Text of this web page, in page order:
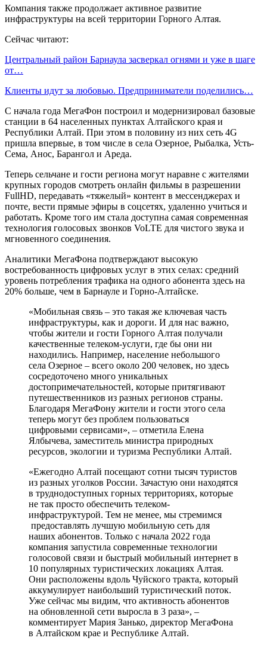
Компания также продолжает активное развитие
инфраструктуры на всей территории Горного Алтая.
Сейчас читают:
Центральный район Барнаула засверкал огнями и уже в шаге
от…
Клиенты идут за любовью. Предприниматели поделились…
С начала года МегаФон построил и модернизировал базовые
станции в 64 населенных пунктах Алтайского края и
Республики Алтай. При этом в половину из них сеть 4G
пришла впервые, в том числе в села Озерное, Рыбалка, Усть-
Сема, Анос, Барангол и Ареда.
Теперь сельчане и гости региона могут наравне с жителями
крупных городов смотреть онлайн фильмы в разрешении
FullHD, передавать «тяжелый» контент в мессенджерах и
почте, вести прямые эфиры в соцсетях, удаленно учиться и
работать. Кроме того им стала доступна самая современная
технология голосовых звонков VoLTE для чистого звука и
мгновенного соединения.
Аналитики МегаФона подтверждают высокую
востребованность цифровых услуг в этих селах: средний
уровень потребления трафика на одного абонента здесь на
20% больше, чем в Барнауле и Горно-Алтайске.
«Мобильная связь – это такая же ключевая часть
инфраструктуры, как и дороги. И для нас важно,
чтобы жители и гости Горного Алтая получали
качественные телеком-услуги, где бы они ни
находились. Например, население небольшого
села Озерное – всего около 200 человек, но здесь
сосредоточено много уникальных
достопримечательностей, которые притягивают
путешественников из разных регионов страны.
Благодаря МегаФону жители и гости этого села
теперь могут без проблем пользоваться
цифровыми сервисами», – отметила Елена
Ялбычева, заместитель министра природных
ресурсов, экологии и туризма Республики Алтай.
«Ежегодно Алтай посещают сотни тысяч туристов
из разных уголков России. Зачастую они находятся
в труднодоступных горных территориях, которые
не так просто обеспечить телеком-
инфраструктурой. Тем не менее, мы стремимся
предоставлять лучшую мобильную сеть для
наших абонентов. Только с начала 2022 года
компания запустила современные технологии
голосовой связи и быстрый мобильный интернет в
10 популярных туристических локациях Алтая.
Они расположены вдоль Чуйского тракта, который
аккумулирует наибольший туристический поток.
Уже сейчас мы видим, что активность абонентов
на обновленной сети выросла в 3 раза», –
комментирует Мария Занько, директор МегаФона
в Алтайском крае и Республике Алтай.